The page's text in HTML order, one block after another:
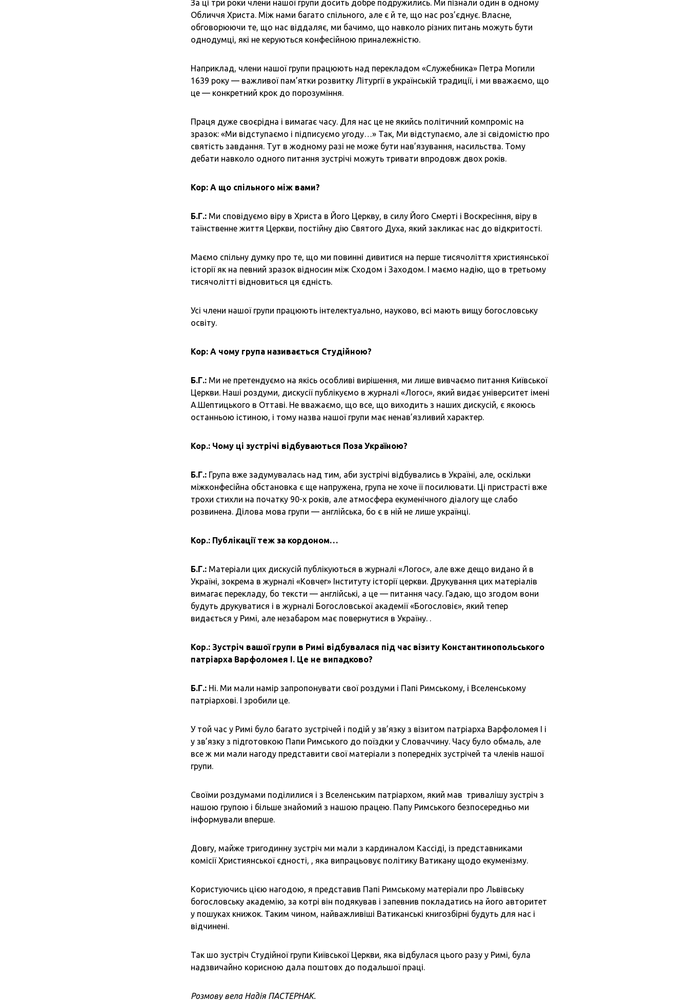
За ці три роки члени нашої групи досить добре подружились. Ми пізнали один в одному
Обличчя Христа. Між нами багато спільного, але є й те, що нас роз’єднує. Власне,
обговорюючи те, що нас віддаляє, ми бачимо, що навколо різних питань можуть бути
однодумці, які не керуються конфесійною приналежністю.
Наприклад, члени нашої групи працюють над перекладом «Служебника» Петра Могили
1639 року — важливої пам’ятки розвитку Літургії в українській традиції, і ми вважаємо, що
це — конкретний крок до порозуміння.
Праця дуже своєрідна і вимагає часу. Для нас це не якийсь політичний компроміс на
зразок: «Ми відступаємо і підписуємо угоду…» Так, Ми відступаємо, але зі свідомістю про
святість завдання. Тут в жодному разі не може бути нав’язування, насильства. Тому
дебати навколо одного питання зустрічі можуть тривати впродовж двох років.
Кор: А що спільного між вами?
Б.Г.: Ми сповідуємо віру в Христа в Його Церкву, в силу Його Смерті і Воскресіння, віру в
таїнственне життя Церкви, постійну дію Святого Духа, який закликає нас до відкритості.
Маємо спільну думку про те, що ми повинні дивитися на перше тисячоліття християнської
історії як на певний зразок відносин між Сходом і Заходом. І маємо надію, що в третьому
тисячолітті відновиться ця єдність.
Усі члени нашої групи працюють інтелектуально, науково, всі мають вищу богословську
освіту.
Кор: А чому група називається Студійною?
Б.Г.: Ми не претендуємо на якісь особливі вирішення, ми лише вивчаємо питання Київської
Церкви. Наші роздуми, дискусії публікуємо в журналі «Логос», який видає університет імені
А.Шептицького в Оттаві. Не вважаємо, що все, що виходить з наших дискусій, є якоюсь
останньою істиною, і тому назва нашої групи має ненав’язливий характер.
Кор.: Чому ці зустрічі відбуваються Поза Україною?
Б.Г.: Група вже задумувалась над тим, аби зустрічі відбувались в Україні, але, оскільки
міжконфесійна обстановка є ще напружена, група не хоче її посилювати. Ці пристрасті вже
трохи стихли на початку 90-х років, але атмосфера екуменічного діалогу ще слабо
розвинена. Ділова мова групи — англійська, бо є в ній не лише українці.
Кор.: Публікації теж за кордоном…
Б.Г.: Матеріали цих дискусій публікуються в журналі «Логос», але вже дещо видано й в
Україні, зокрема в журналі «Ковчег» Інституту історії церкви. Друкування цих матеріалів
вимагає перекладу, бо тексти — англійські, а це — питання часу. Гадаю, що згодом вони
будуть друкуватися і в журналі Богословської академії «Богословіє», який тепер
видається у Римі, але незабаром має повернутися в Україну. .
Кор.: Зустріч вашої групи в Римі відбувалася під час візиту Константинопольського
патріарха Варфоломея І. Це не випадково?
Б.Г.: Ні. Ми мали намір запропонувати свої роздуми і Папі Римському, і Вселенському
патріархові. І зробили це.
У той час у Римі було багато зустрічей і подій у зв’язку з візитом патріарха Варфоломея І і
у зв’язку з підготовкою Папи Римського до поїздки у Словаччину. Часу було обмаль, але
все ж ми мали нагоду представити свої матеріали з попередніх зустрічей та членів нашої
групи.
Своїми роздумами поділилися і з Вселенським патріархом, який мав тривалішу зустріч з
нашою групою і більше знайомий з нашою працею. Папу Римського безпосередньо ми
інформували вперше.
Довгу, майже тригодинну зустріч ми мали з кардиналом Кассіді, із представниками
комісії Християнської єдності, , яка випрацьовує політику Ватикану щодо екуменізму.
Користуючись цією нагодою, я представив Папі Римському матеріали про Львівську
богословську академію, за котрі він подякував і запевнив покладатись на його авторитет
у пошуках книжок. Таким чином, найважливіші Ватиканські книгозбірні будуть для нас і
відчинені.
Так шо зустріч Студійної групи Київської Церкви, яка відбулася цього разу у Римі, була
надзвичайно корисною дала поштовх до подальшої праці.
Розмову вела Надія ПАСТЕРНАК.